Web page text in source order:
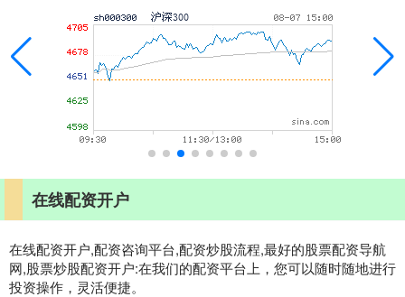
在线配资开户
在线配资开户,配资咨询平台,配资炒股流程,最好的股票配资导航
网,股票炒股配资开户:在我们的配资平台上，您可以随时随地进行
投资操作，灵活便捷。